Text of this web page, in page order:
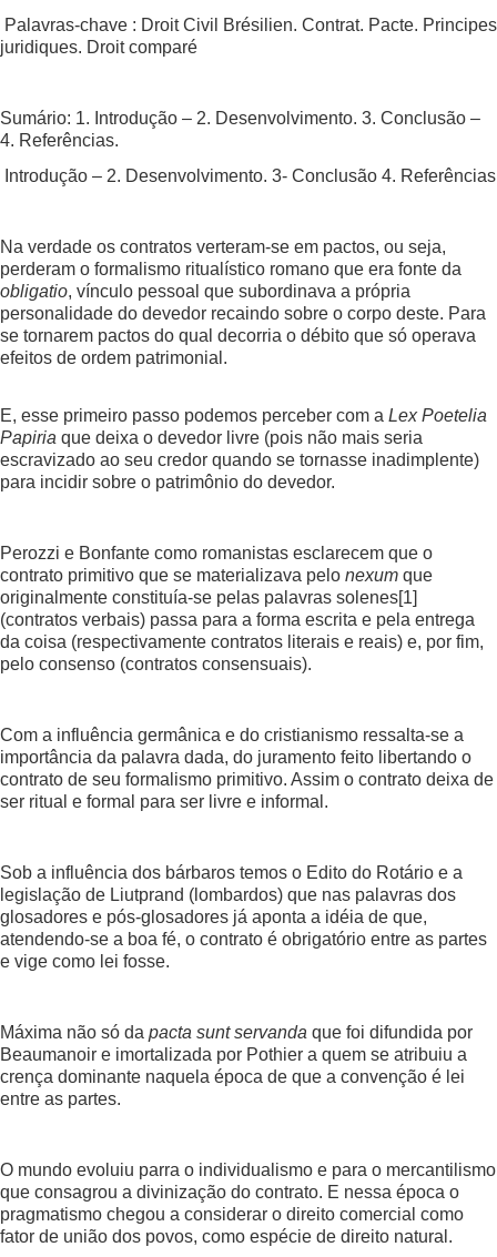
Palavras-chave : Droit Civil Brésilien. Contrat. Pacte. Principes
juridiques. Droit comparé
Sumário: 1. Introdução – 2. Desenvolvimento. 3. Conclusão –
4. Referências.
Introdução – 2. Desenvolvimento. 3- Conclusão 4. Referências
Na verdade os contratos verteram-se em pactos, ou seja,
perderam o formalismo ritualístico romano que era fonte da
obligatio, vínculo pessoal que subordinava a própria
personalidade do devedor recaindo sobre o corpo deste. Para
se tornarem pactos do qual decorria o débito que só operava
efeitos de ordem patrimonial.
E, esse primeiro passo podemos perceber com a Lex Poetelia
Papiria que deixa o devedor livre (pois não mais seria
escravizado ao seu credor quando se tornasse inadimplente)
para incidir sobre o patrimônio do devedor.
Perozzi e Bonfante como romanistas esclarecem que o
contrato primitivo que se materializava pelo nexum que
originalmente constituía-se pelas palavras solenes[1]
(contratos verbais) passa para a forma escrita e pela entrega
da coisa (respectivamente contratos literais e reais) e, por fim,
pelo consenso (contratos consensuais).
Com a influência germânica e do cristianismo ressalta-se a
importância da palavra dada, do juramento feito libertando o
contrato de seu formalismo primitivo. Assim o contrato deixa de
ser ritual e formal para ser livre e informal.
Sob a influência dos bárbaros temos o Edito do Rotário e a
legislação de Liutprand (lombardos) que nas palavras dos
glosadores e pós-glosadores já aponta a idéia de que,
atendendo-se a boa fé, o contrato é obrigatório entre as partes
e vige como lei fosse.
Máxima não só da pacta sunt servanda que foi difundida por
Beaumanoir e imortalizada por Pothier a quem se atribuiu a
crença dominante naquela época de que a convenção é lei
entre as partes.
O mundo evoluiu parra o individualismo e para o mercantilismo
que consagrou a divinização do contrato. E nessa época o
pragmatismo chegou a considerar o direito comercial como
fator de união dos povos, como espécie de direito natural.